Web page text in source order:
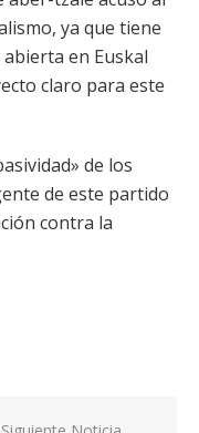
ya que tiene
en Euskal
claro para este
de los
de este partido
contra la